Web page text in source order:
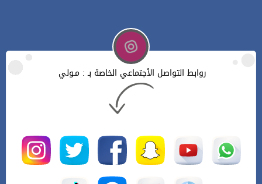
روابط التواصل الأجتماعي الخاصة بـ : مـولي